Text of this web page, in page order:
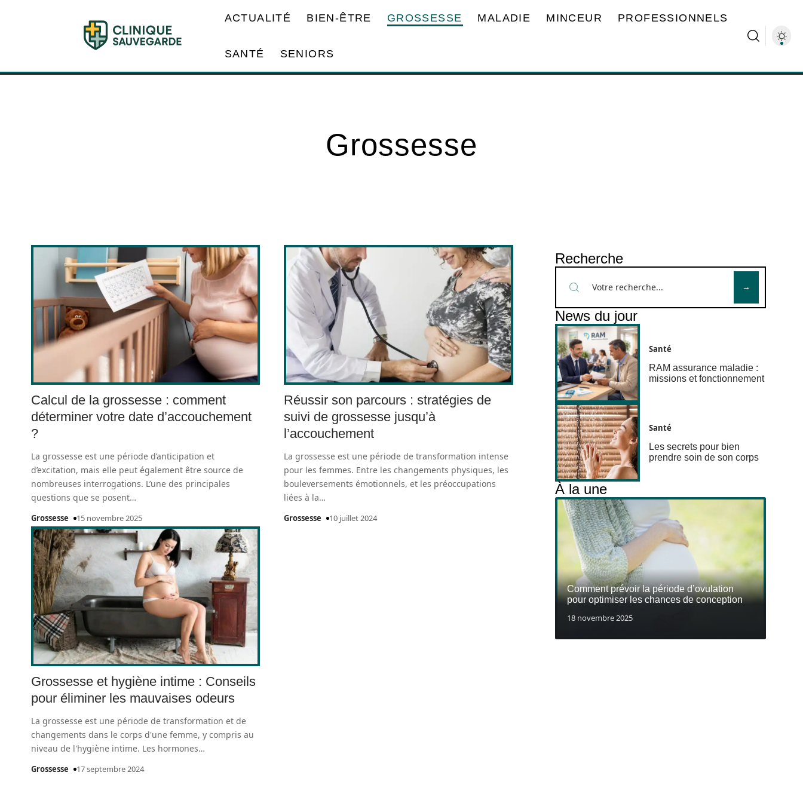
ACTUALITÉ BIEN-ÊTRE GROSSESSE MALADIE MINCEUR PROFESSIONNELS
SANTÉ SENIORS
Grossesse
Calcul de la grossesse : comment
déterminer votre date d’accouchement
?
La grossesse est une période d’anticipation et
d’excitation, mais elle peut également être source de
nombreuses interrogations. L’une des principales
questions que se posent…
Grossesse 15 novembre 2025
Réussir son parcours : stratégies de
suivi de grossesse jusqu’à
l’accouchement
La grossesse est une période de transformation intense
pour les femmes. Entre les changements physiques, les
bouleversements émotionnels, et les préoccupations
liées à la…
Grossesse 10 juillet 2024
Grossesse et hygiène intime : Conseils
pour éliminer les mauvaises odeurs
La grossesse est une période de transformation et de
changements dans le corps d'une femme, y compris au
niveau de l'hygiène intime. Les hormones…
Grossesse 17 septembre 2024
Recherche
News du jour
Santé
RAM assurance maladie :
missions et fonctionnement
Santé
Les secrets pour bien
prendre soin de son corps
À la une
Comment prévoir la période d’ovulation
pour optimiser les chances de conception
18 novembre 2025